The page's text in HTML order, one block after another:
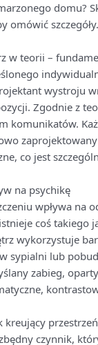
domu?
omówić
w teorii –
wystroju
Zgodnie z
komunikatów.
co jest
na psychikę
wpływa na
coś takiego
wykorzystuje
sypialni lub
zabieg,
kreujący przestrzeń
czynnik,